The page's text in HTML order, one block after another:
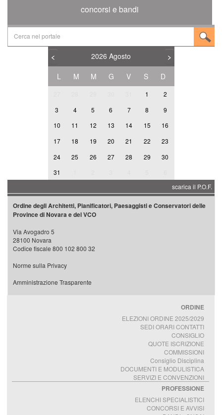
concorsi e bandi
< 2026 Agosto
>
L
M M G V S D
1
2
3
4 5 6 7 8
9
10
11 12 13 14 15
16
17
18 19 20 21 22
23
24
25 26 27 28 29
30
31
scarica il P.O.F.
Ordine degli Architetti, Pianificatori, Paesaggisti e Conservatori delle
Province di Novara e del VCO
Via Avogadro 5
28100 Novara
Codice fiscale 800 102 800 32
Norme sulla Privacy
Amministrazione Trasparente
ORDINE
ELEZIONI ORDINE 2025/2029
SEDI ORARI CONTATTI
CONSIGLIO
QUOTE ISCRIZIONE
COMMISSIONI
Consiglio Disciplina
DOCUMENTI E MODULISTICA
SERVIZI E CONVENZIONI
PROFESSIONE
ELENCHI SPECIALISTICI
CONCORSI E AVVISI